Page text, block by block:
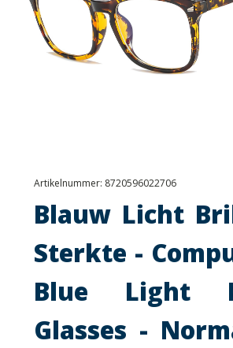
Artikelnummer: 8720596022706
Blauw Licht
Sterkte -
Blue Light
Glasses -